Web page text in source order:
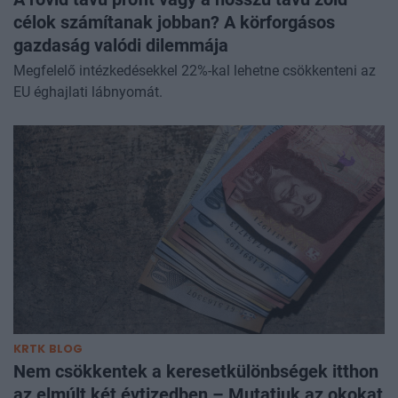
célok számítanak jobban? A körforgásos
gazdaság valódi dilemmája
Megfelelő intézkedésekkel 22%-kal lehetne csökkenteni az
EU éghajlati lábnyomát.
KRTK BLOG
Nem csökkentek a keresetkülönbségek itthon